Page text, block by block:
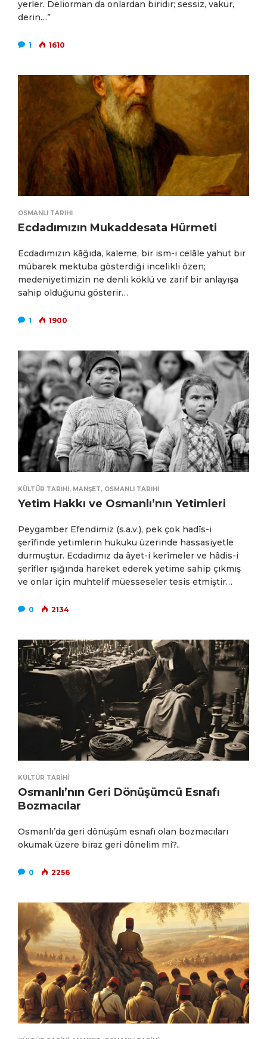
yerler. Deliorman da onlardan biridir; sessiz, vakur,
derin…”
1 1610
OSMANLI TARIHI
Ecdadımızın Mukaddesata Hürmeti
Ecdadımızın kâğıda, kaleme, bir ism-i celâle yahut bir
mübarek mektuba gösterdiği incelikli özen;
medeniyetimizin ne denli köklü ve zarif bir anlayışa
sahip olduğunu gösterir…
1 1900
KÜLTÜR TARIHI, MANŞET, OSMANLI TARIHI
Yetim Hakkı ve Osmanlı’nın Yetimleri
Peygamber Efendimiz (s.a.v.), pek çok hadîs-i
şerîfinde yetimlerin hukuku üzerinde hassasiyetle
durmuştur. Ecdadımız da âyet-i kerîmeler ve hâdis-i
şerîfler ışığında hareket ederek yetime sahip çıkmış
ve onlar için muhtelif müesseseler tesis etmiştir…
0 2134
KÜLTÜR TARIHI
Osmanlı’nın Geri Dönüşümcü Esnafı
Bozmacılar
Osmanlı’da geri dönüşüm esnafı olan bozmacıları
okumak üzere biraz geri dönelim mi?..
0 2256